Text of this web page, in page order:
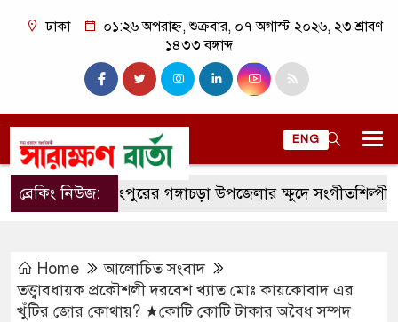
ঢাকা
০১:২৬ অপরাহ্ন, শুক্রবার, ০৭ অগাস্ট ২০২৬, ২৩ শ্রাবণ
১৪৩৩ বঙ্গাব্দ
ENG
ব্রেকিং নিউজ:রংপুরের গঙ্গাচড়া উপজেলার ক্ষুদে সংগীতশিল্পী অনুশ্রী
Home
আলোচিত সংবাদ
তত্ত্বাবধায়ক প্রকৌশলী দরবেশ খ্যাত মোঃ কায়কোবাদ এর
খুঁটির জোর কোথায়? ★কোটি কোটি টাকার অবৈধ সম্পদ